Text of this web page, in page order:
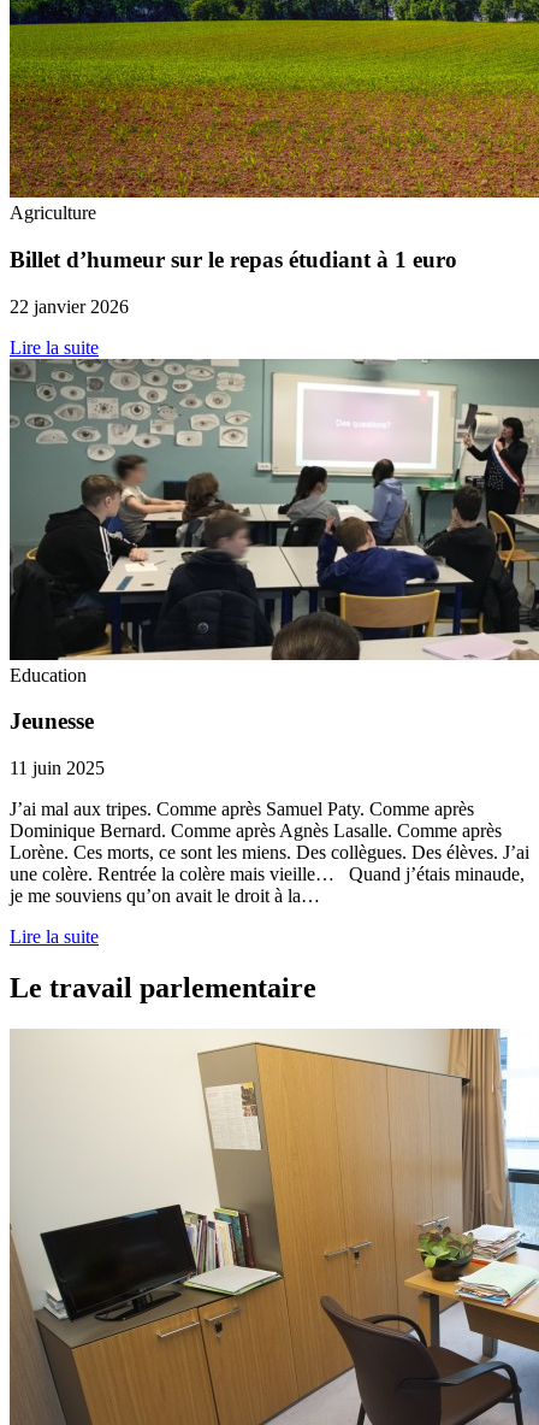
Agriculture
Billet d’humeur sur le repas étudiant à 1 euro
22 janvier 2026
Lire la suite
Education
Jeunesse
11 juin 2025
J’ai mal aux tripes. Comme après Samuel Paty. Comme après
Dominique Bernard. Comme après Agnès Lasalle. Comme après
Lorène. Ces morts, ce sont les miens. Des collègues. Des élèves. J’ai
une colère. Rentrée la colère mais vieille… Quand j’étais minaude,
je me souviens qu’on avait le droit à la…
Lire la suite
Le travail parlementaire